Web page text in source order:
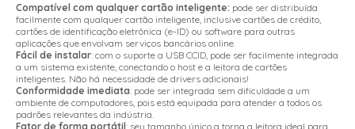
Leitor de Proximidade Acura Am-08
Leitor de Proximidade Acura Am-10
Leitor de Proximidade Acura Am-310
Leitor de Proximidade Acura Am-S600 Keypad
Compatível com qualquer cartão inteligente: pode ser distribuída
facilmente com qualquer cartão inteligente, inclusive cartões de crédito,
cartões de identificação eletrônica (e-ID) ou software para outras
aplicações que envolvam serviços bancários online.
Fácil de instalar: com o suporte a USB CCID, pode ser facilmente integrada
a um sistema existente, conectando o host e a leitora de cartões
inteligentes. Não há necessidade de drivers adicionais!
Conformidade imediata: pode ser integrada sem dificuldade a um
ambiente de computadores, pois está equipada para atender a todos os
padrões relevantes da indústria.
Fator de forma portátil : seu tamanho único a torna a leitora ideal para